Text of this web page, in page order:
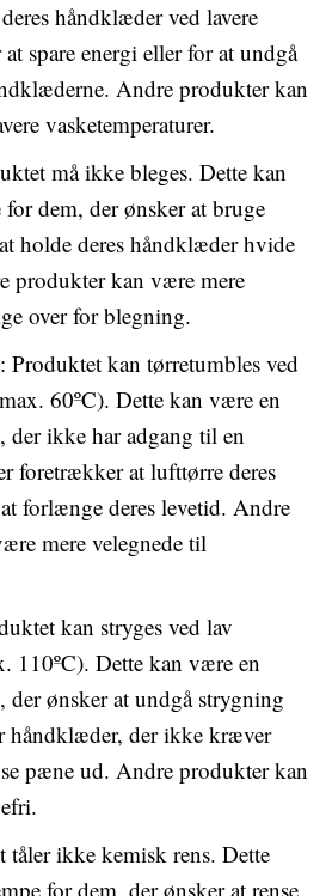
håndklæder ved lavere
spare energi eller for at undgå
Andre produkter kan
vasketemperaturer.
må ikke bleges. Dette kan
dem, der ønsker at bruge
holde deres håndklæder hvide
produkter kan være mere
over for blegning.
: Produktet kan tørretumbles ved
60ºC). Dette kan være en
der ikke har adgang til en
foretrækker at lufttørre deres
forlænge deres levetid. Andre
mere velegnede til
kan stryges ved lav
110ºC). Dette kan være en
der ønsker at undgå strygning
håndklæder, der ikke kræver
pæne ud. Andre produkter kan
tåler ikke kemisk rens. Dette
for dem, der ønsker at rense